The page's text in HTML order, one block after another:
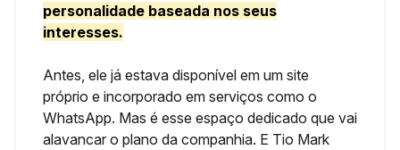
personalidade baseada nos seus
interesses.
Antes, ele já estava disponível em um site
próprio e incorporado em serviços como o
WhatsApp. Mas é esse espaço dedicado que vai
alavancar o plano da companhia. E Tio Mark